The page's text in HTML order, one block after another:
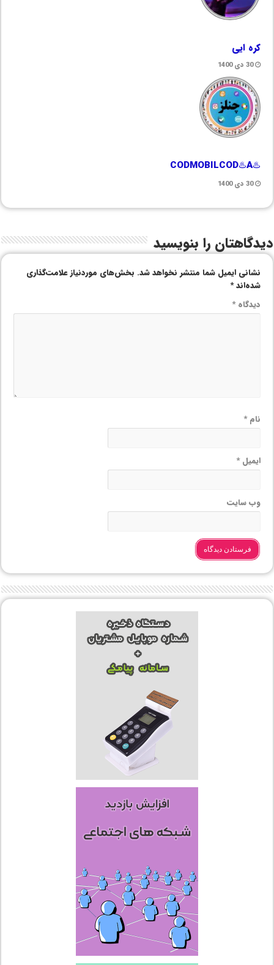
کره ایی
30 دی 1400
♨️CODMOBILCOD♨️A
30 دی 1400
دیدگاهتان را بنویسید
نشانی ایمیل شما منتشر نخواهد شد. بخش‌های موردنیاز علامت‌گذاری
شده‌اند*
دیدگاه*
نام*
ایمیل*
وب‌ سایت